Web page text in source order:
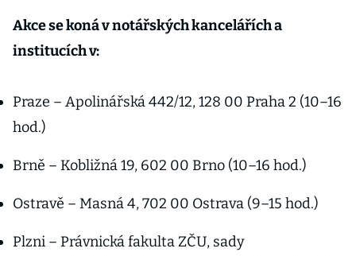
Akce se koná v notářských kancelářích a
institucích v:
Praze – Apolinářská 442/12, 128 00 Praha 2 (10–16
hod.)
Brně – Kobližná 19, 602 00 Brno (10–16 hod.)
Ostravě – Masná 4, 702 00 Ostrava (9–15 hod.)
Plzni – Právnická fakulta ZČU, sady